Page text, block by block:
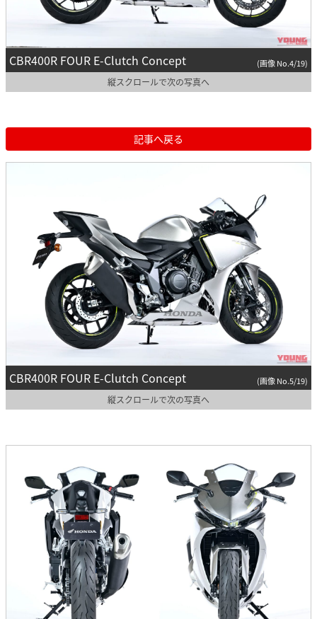
CBR400R FOUR E-Clutch Concept (画像 No.4/19)
縦スクロールで次の写真へ
記事へ戻る
CBR400R FOUR E-Clutch Concept (画像 No.5/19)
縦スクロールで次の写真へ